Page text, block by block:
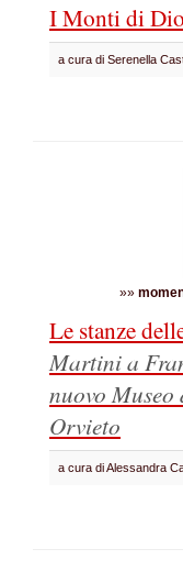
I Monti di Dio
a cura di Serenella
»»
Le stanze
Martini a
nuovo
Orvieto
a cura di Alessandra